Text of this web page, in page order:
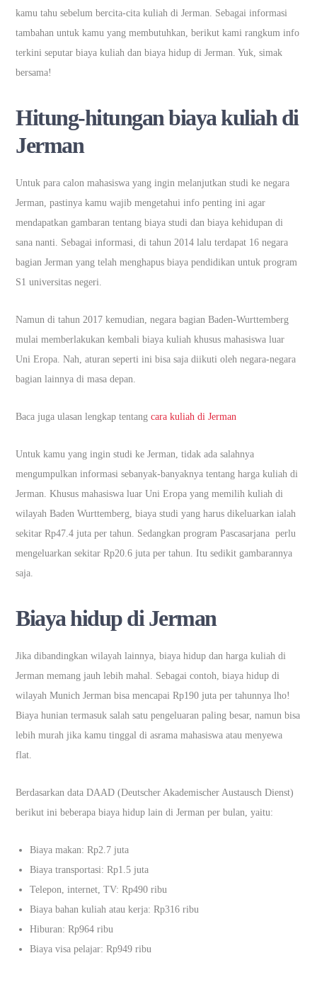
kamu tahu sebelum bercita-cita kuliah di Jerman. Sebagai informasi
tambahan untuk kamu yang membutuhkan, berikut kami rangkum info
terkini seputar biaya kuliah dan biaya hidup di Jerman. Yuk, simak
bersama!
Hitung-hitungan biaya kuliah di
Jerman
Untuk para calon mahasiswa yang ingin melanjutkan studi ke negara
Jerman, pastinya kamu wajib mengetahui info penting ini agar
mendapatkan gambaran tentang biaya studi dan biaya kehidupan di
sana nanti. Sebagai informasi, di tahun 2014 lalu terdapat 16 negara
bagian Jerman yang telah menghapus biaya pendidikan untuk program
S1 universitas negeri.
Namun di tahun 2017 kemudian, negara bagian Baden-Wurttemberg
mulai memberlakukan kembali biaya kuliah khusus mahasiswa luar
Uni Eropa. Nah, aturan seperti ini bisa saja diikuti oleh negara-negara
bagian lainnya di masa depan.
Baca juga ulasan lengkap tentangcara kuliah di Jerman
Untuk kamu yang ingin studi ke Jerman, tidak ada salahnya
mengumpulkan informasi sebanyak-banyaknya tentang harga kuliah di
Jerman. Khusus mahasiswa luar Uni Eropa yang memilih kuliah di
wilayah Baden Wurttemberg, biaya studi yang harus dikeluarkan ialah
sekitar Rp47.4 juta per tahun. Sedangkan program Pascasarjana perlu
mengeluarkan sekitar Rp20.6 juta per tahun. Itu sedikit gambarannya
saja.
Biaya hidup di Jerman
Jika dibandingkan wilayah lainnya, biaya hidup dan harga kuliah di
Jerman memang jauh lebih mahal. Sebagai contoh, biaya hidup di
wilayah Munich Jerman bisa mencapai Rp190 juta per tahunnya lho!
Biaya hunian termasuk salah satu pengeluaran paling besar, namun bisa
lebih murah jika kamu tinggal di asrama mahasiswa atau menyewa
flat.
Berdasarkan data DAAD (Deutscher Akademischer Austausch Dienst)
berikut ini beberapa biaya hidup lain di Jerman per bulan, yaitu:
Biaya makan: Rp2.7 juta
Biaya transportasi: Rp1.5 juta
Telepon, internet, TV: Rp490 ribu
Biaya bahan kuliah atau kerja: Rp316 ribu
Hiburan: Rp964 ribu
Biaya visa pelajar: Rp949 ribu